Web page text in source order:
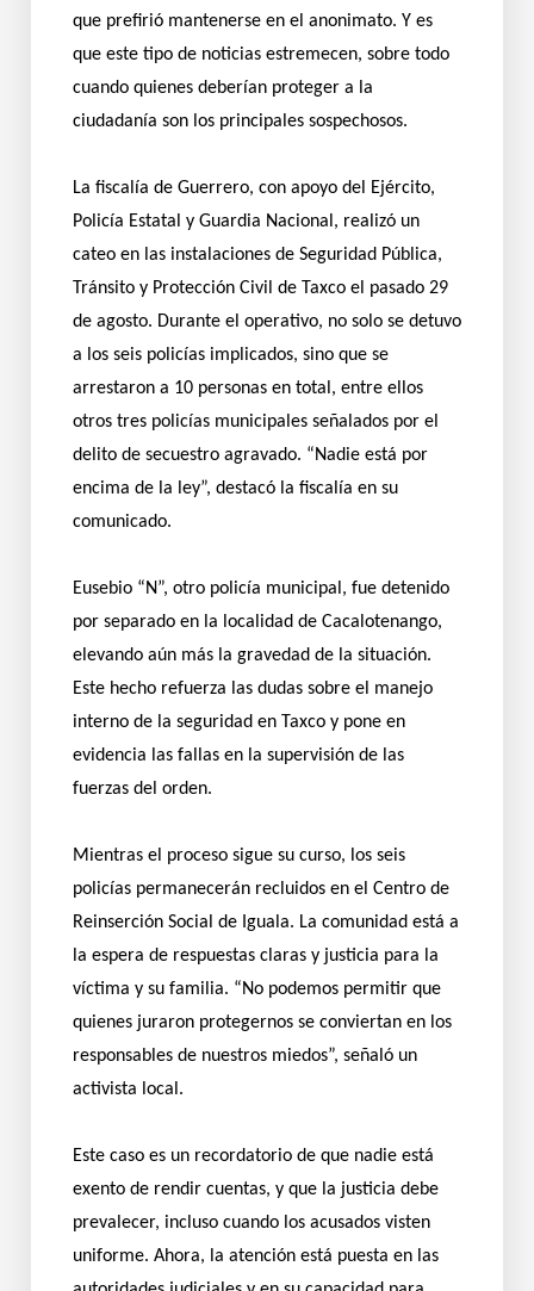
que prefirió mantenerse en el anonimato. Y es
que este tipo de noticias estremecen, sobre todo
cuando quienes deberían proteger a la
ciudadanía son los principales sospechosos.
La fiscalía de Guerrero, con apoyo del Ejército,
Policía Estatal y Guardia Nacional, realizó un
cateo en las instalaciones de Seguridad Pública,
Tránsito y Protección Civil de Taxco el pasado 29
de agosto. Durante el operativo, no solo se detuvo
a los seis policías implicados, sino que se
arrestaron a 10 personas en total, entre ellos
otros tres policías municipales señalados por el
delito de secuestro agravado. “Nadie está por
encima de la ley”, destacó la fiscalía en su
comunicado.
Eusebio “N”, otro policía municipal, fue detenido
por separado en la localidad de Cacalotenango,
elevando aún más la gravedad de la situación.
Este hecho refuerza las dudas sobre el manejo
interno de la seguridad en Taxco y pone en
evidencia las fallas en la supervisión de las
fuerzas del orden.
Mientras el proceso sigue su curso, los seis
policías permanecerán recluidos en el Centro de
Reinserción Social de Iguala. La comunidad está a
la espera de respuestas claras y justicia para la
víctima y su familia. “No podemos permitir que
quienes juraron protegernos se conviertan en los
responsables de nuestros miedos”, señaló un
activista local.
Este caso es un recordatorio de que nadie está
exento de rendir cuentas, y que la justicia debe
prevalecer, incluso cuando los acusados visten
uniforme. Ahora, la atención está puesta en las